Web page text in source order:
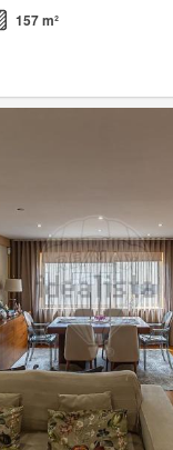
157 m²